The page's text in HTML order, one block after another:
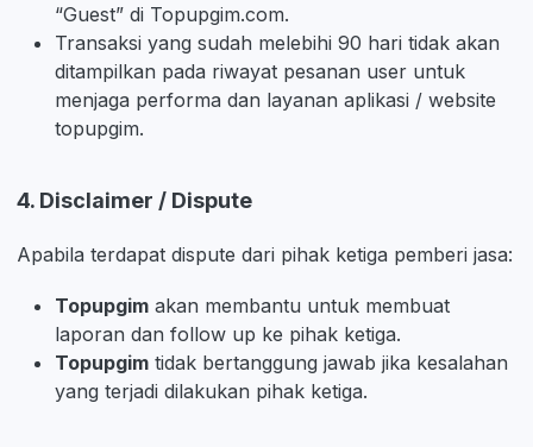
“Guest” di Topupgim.com.
Transaksi yang sudah melebihi 90 hari tidak akan
ditampilkan pada riwayat pesanan user untuk
menjaga performa dan layanan aplikasi / website
topupgim.
4. Disclaimer / Dispute
Apabila terdapat dispute dari pihak ketiga pemberi jasa:
Topupgim akan membantu untuk membuat
laporan dan follow up ke pihak ketiga.
Topupgim tidak bertanggung jawab jika kesalahan
yang terjadi dilakukan pihak ketiga.